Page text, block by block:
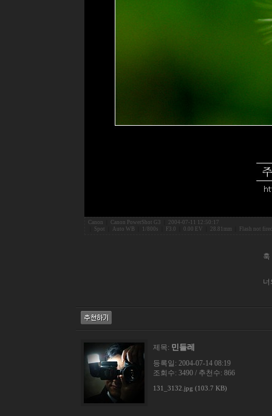
Canon Canon PowerShot G3
2004-07-11 12:50:17
Spot Auto WB 1/800s F3.0 0.00 EV 28.81mm Flash not
훅
너
제목: 민들레
등록일: 2004-07-14 08:19
조회수: 3490 / 추천수: 866
131_3132.jpg (103.7 KB)